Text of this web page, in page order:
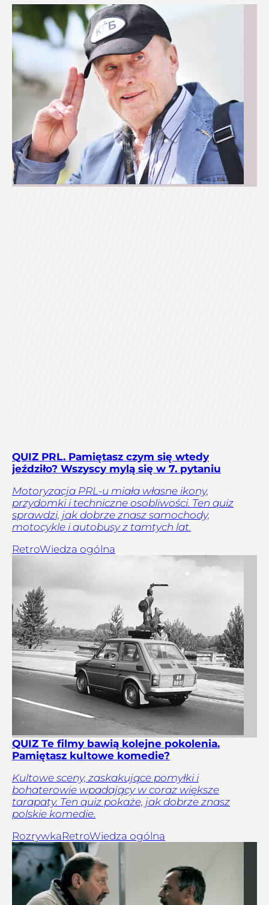
QUIZ PRL. Pamiętasz czym się wtedy
jeździło? Wszyscy mylą się w 7. pytaniu
Motoryzacja PRL-u miała własne ikony,
przydomki i techniczne osobliwości. Ten quiz
sprawdzi, jak dobrze znasz samochody,
motocykle i autobusy z tamtych lat.
RetroWiedza ogólna
QUIZ Te filmy bawią kolejne pokolenia.
Pamiętasz kultowe komedie?
Kultowe sceny, zaskakujące pomyłki i
bohaterowie wpadający w coraz większe
tarapaty. Ten quiz pokaże, jak dobrze znasz
polskie komedie.
RozrywkaRetroWiedza ogólna